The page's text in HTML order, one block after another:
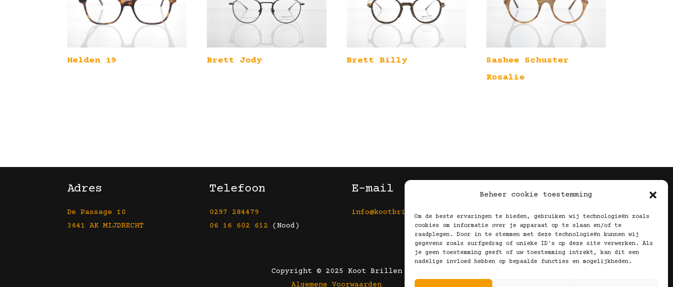
Beheer cookie toestemming
Om de beste ervaringen te bieden, gebruiken wij technologieën zoals
cookies om informatie over je apparaat op te slaan en/of te
raadplegen. Door in te stemmen met deze technologieën kunnen wij
gegevens zoals surfgedrag of unieke ID's op deze site verwerken. Als
je geen toestemming geeft of uw toestemming intrekt, kan dit een
nadelige invloed hebben op bepaalde functies en mogelijkheden.
Helden 19 Brett Jody Brett Billy
Sashee Schuster
Rosalie
Adres
De Passage 10
3641 AK MIJDRECHT
Telefoon
0297 284479
06 16 602 612 (Nood)
E-mail
info@kootbrillen.nl
Volg Ons!
Copyright © 2025 Koot Brillen
Algemene Voorwaarden